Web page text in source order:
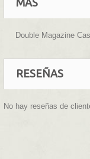
Double Magazine
RESEÑAS
No hay reseñas de